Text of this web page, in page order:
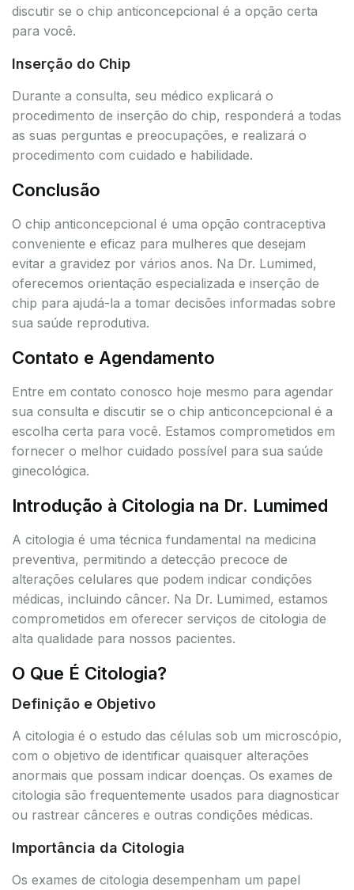
discutir se o chip anticoncepcional é a opção certa
para você.
Inserção do Chip
Durante a consulta, seu médico explicará o
procedimento de inserção do chip, responderá a todas
as suas perguntas e preocupações, e realizará o
procedimento com cuidado e habilidade.
Conclusão
O chip anticoncepcional é uma opção contraceptiva
conveniente e eficaz para mulheres que desejam
evitar a gravidez por vários anos. Na Dr. Lumimed,
oferecemos orientação especializada e inserção de
chip para ajudá-la a tomar decisões informadas sobre
sua saúde reprodutiva.
Contato e Agendamento
Entre em contato conosco hoje mesmo para agendar
sua consulta e discutir se o chip anticoncepcional é a
escolha certa para você. Estamos comprometidos em
fornecer o melhor cuidado possível para sua saúde
ginecológica.
Introdução à Citologia na Dr. Lumimed
A citologia é uma técnica fundamental na medicina
preventiva, permitindo a detecção precoce de
alterações celulares que podem indicar condições
médicas, incluindo câncer. Na Dr. Lumimed, estamos
comprometidos em oferecer serviços de citologia de
alta qualidade para nossos pacientes.
O Que É Citologia?
Definição e Objetivo
A citologia é o estudo das células sob um microscópio,
com o objetivo de identificar quaisquer alterações
anormais que possam indicar doenças. Os exames de
citologia são frequentemente usados para diagnosticar
ou rastrear cânceres e outras condições médicas.
Importância da Citologia
Os exames de citologia desempenham um papel